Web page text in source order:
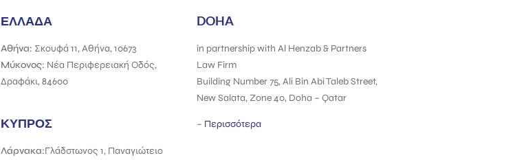
ΕΛΛΑΔΑ
Αθήνα: Σκουφά 11, Αθήνα, 10673
Μύκονος: Νέα Περιφερειακή Οδός,
Δραφάκι, 84600
ΚΥΠΡΟΣ
Λάρνακα:Γλάδστωνος 1, Παναγιώτειο
DOHA
in partnershipwith Al Henzab & Partners
Law Firm
Building Number 75, Ali Bin Abi Taleb Street,
New Salata, Zone 40, Doha – Qatar
– Περισσότερα